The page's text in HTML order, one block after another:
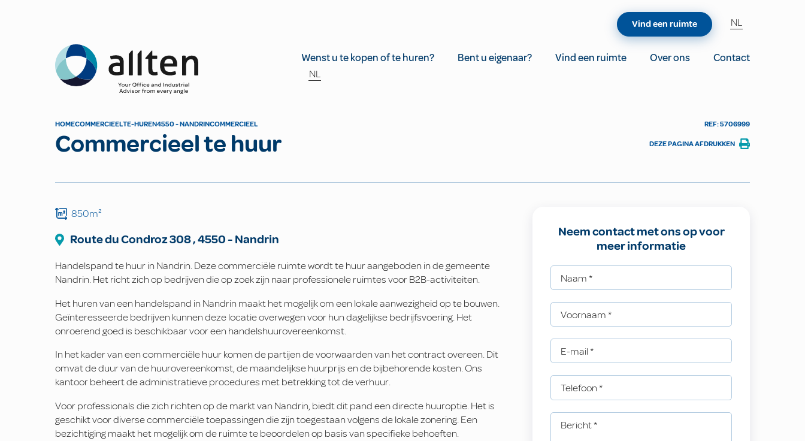
Allten
Wenst u te kopen of te huren? Bent u eigenaar? Vind een ruimte Over ons
Contact
NL
Vind een ruimte NL
HOMECOMMERCIEELTE-HUREN4550 - NANDRINCOMMERCIEEL
Commercieel te huur
REF: 5706999
DEZE PAGINA AFDRUKKEN
850m²
Route du Condroz308,4550- Nandrin
Handelspand te huur in Nandrin. Deze commerciële ruimte wordt te huur aangeboden in de gemeente
Nandrin. Het richt zich op bedrijven die op zoek zijn naar professionele ruimtes voor B2B-activiteiten.
Het huren van een handelspand in Nandrin maakt het mogelijk om een lokale aanwezigheid op te bouwen.
Geïnteresseerde bedrijven kunnen deze locatie overwegen voor hun dagelijkse bedrijfsvoering. Het
onroerend goed is beschikbaar voor een handelshuurovereenkomst.
In het kader van een commerciële huur komen de partijen de voorwaarden van het contract overeen. Dit
omvat de duur van de huurovereenkomst, de maandelijkse huurprijs en de bijbehorende kosten. Ons
kantoor beheert de administratieve procedures met betrekking tot de verhuur.
Voor professionals die zich richten op de markt van Nandrin, biedt dit pand een directe huuroptie. Het is
geschikt voor diverse commerciële toepassingen die zijn toegestaan volgens de lokale zonering. Een
bezichtiging maakt het mogelijk om de ruimte te beoordelen op basis van specifieke behoeften.
Neem contact met ons op voor
meer informatie
Naam *
Voornaam *
E-mail *
Telefoon *
Bericht*